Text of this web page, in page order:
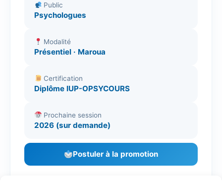
Public
Psychologues
Modalité
Présentiel · Maroua
Certification
Diplôme IUP-OPSYCOURS
Prochaine session
2026 (sur demande)
Postuler à la promotion